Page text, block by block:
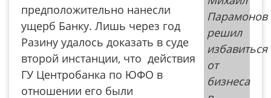
Парамонов
решил
избавиться
от
бизнеса
предположительно нанесли
ущерб Банку. Лишь через год
Разину удалось доказать в суде
второй инстанции, что действия
ГУ Центробанка по ЮФО в
отношении его были